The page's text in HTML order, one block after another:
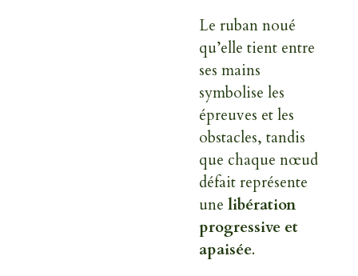
Le ruban noué
qu’elle tient entre
ses mains
symbolise les
épreuves et les
obstacles, tandis
que chaque nœud
défait représente
une libération
progressive et
apaisée.